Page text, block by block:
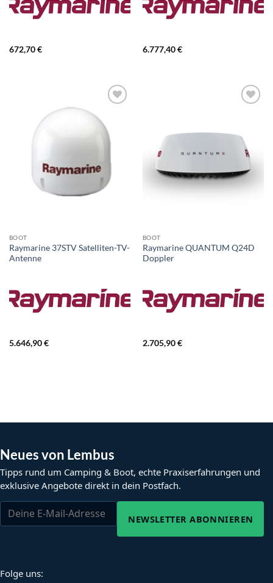
672,70€ 6.777,40€
BOOT
Raymarine 37STV Satelliten-TV-
Antenne
5.646,90€
BOOT
Raymarine QUANTUM Q24D
Doppler
2.705,90€
Neues von Lembus
Tipps rund um Camping & Boot, echte Praxiserfahrungen und
exklusive Angebote direkt in dein Postfach.
NEWSLETTER ABONNIEREN
Folge uns: